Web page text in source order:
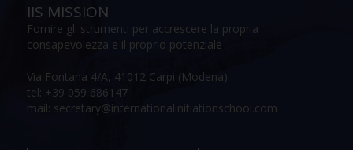
IIS MISSION
Fornire gli strumenti per accrescere la propria
consapevolezza e il proprio potenziale
Via Fontana 4/A, 41012 Carpi (Modena)
tel: +39 059 686147
mail: secretary@internationalinitiationschool.com